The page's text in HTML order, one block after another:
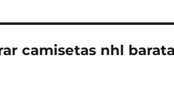
camisetas nhl